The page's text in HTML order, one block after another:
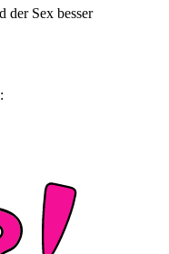
der Sex besser